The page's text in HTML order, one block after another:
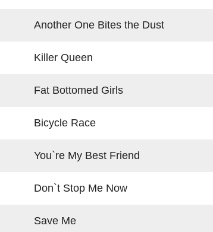
Another One Bites the Dust
Killer Queen
Fat Bottomed Girls
Bicycle Race
You`re My Best Friend
Don`t Stop Me Now
Save Me